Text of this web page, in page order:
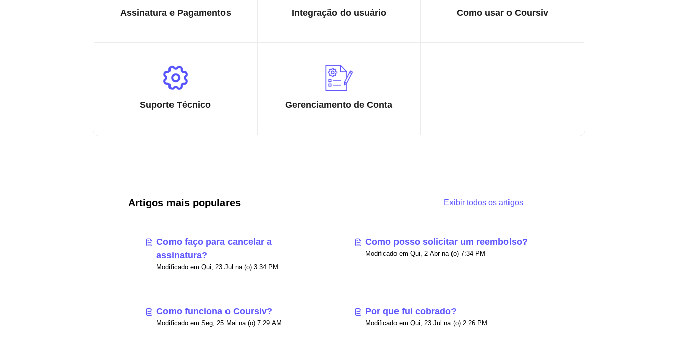
Assinatura e Pagamentos Integração do usuário Como usar o Coursiv
Suporte Técnico Gerenciamento de Conta
Artigos mais populares Exibir todos os artigos
Como faço para cancelar a
assinatura?
Modificado em Qui, 23 Jul na (o) 3:34 PM
Como posso solicitar um reembolso?
Modificado em Qui, 2 Abr na (o) 7:34 PM
Como funciona o Coursiv?
Modificado em Seg, 25 Mai na (o) 7:29 AM
Por que fui cobrado?
Modificado em Qui, 23 Jul na (o) 2:26 PM